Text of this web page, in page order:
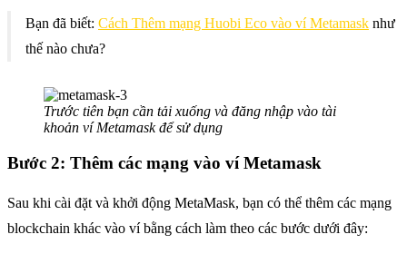
Bạn đã biết: Cách Thêm mạng Huobi Eco vào ví Metamask như
thế nào chưa?
Trước tiên bạn cần tải xuống và đăng nhập vào tài
khoản ví Metamask để sử dụng
Bước 2: Thêm các mạng vào ví Metamask
Sau khi cài đặt và khởi động MetaMask, bạn có thể thêm các mạng
blockchain khác vào ví bằng cách làm theo các bước dưới đây: